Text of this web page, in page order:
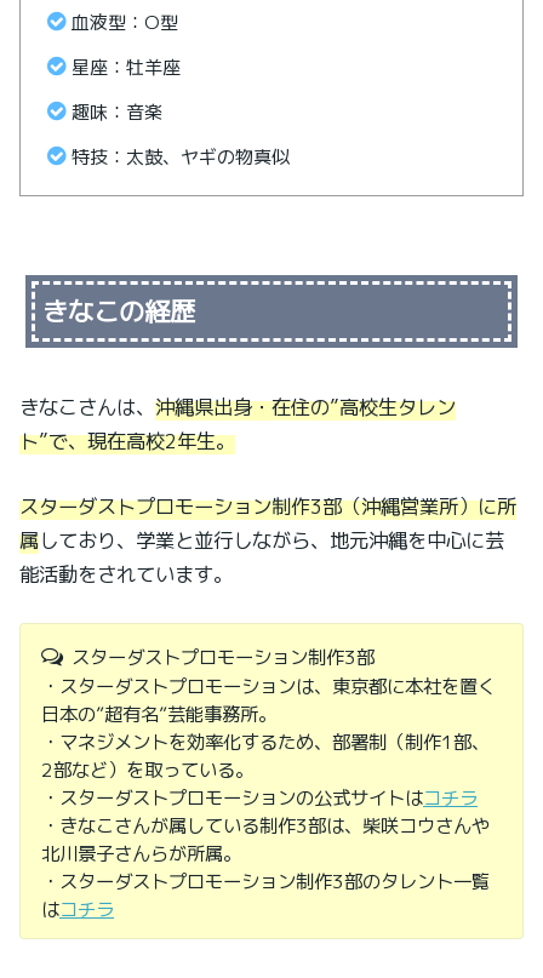
血液型：O型
星座：牡羊座
趣味：音楽
特技：太鼓、ヤギの物真似
きなこの経歴
きなこさんは、沖縄県出身・在住の”高校生タレン
ト”で、現在高校2年生。
スターダストプロモーション制作3部（沖縄営業所）に所
属しており、学業と並行しながら、地元沖縄を中心に芸
能活動をされています。
スターダストプロモーション制作3部
・スターダストプロモーションは、東京都に本社を置く
日本の”超有名”芸能事務所。
・マネジメントを効率化するため、部署制（制作1部、
2部など）を取っている。
・スターダストプロモーションの公式サイトはコチラ
・きなこさんが属している制作3部は、柴咲コウさんや
北川景子さんらが所属。
・スターダストプロモーション制作3部のタレント一覧
はコチラ